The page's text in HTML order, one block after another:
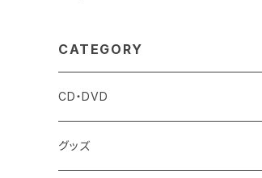
CATEGORY
CD・DVD
グッズ